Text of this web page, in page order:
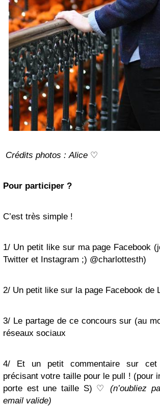
Crédits photos : Alice ♡
Pour participer ?
C’est très simple !
1/ Un petit like sur ma page Facebook
Twitter et Instagram ;) @charlottesth)
2/ Un petit like sur la page Facebook de
3/ Le partage de ce concours sur (au
réseaux sociaux
4/ Et un petit commentaire sur
précisant votre taille pour le pull ! (pour
porte est une taille S) ♡(n’oubliez
email valide)